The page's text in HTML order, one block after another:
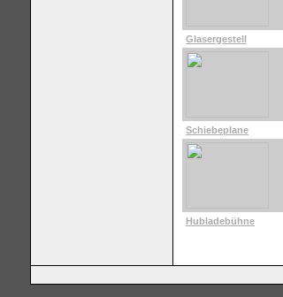
Glasergestell
Schiebeplane
Hubladebühne